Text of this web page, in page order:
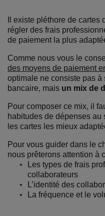
Il existe pléthore de cartes
régler des frais
de paiement la plus
Comme nous vous le
des moyens de paiement
optimale ne consiste pas
bancaire, mais un mix de
Pour composer ce mix, il
habitudes de dépenses au
les cartes les mieux
Pour vous guider dans le
nous prêterons attention à
Les types de frais
collaborateurs
L’identité des
La fréquence et le